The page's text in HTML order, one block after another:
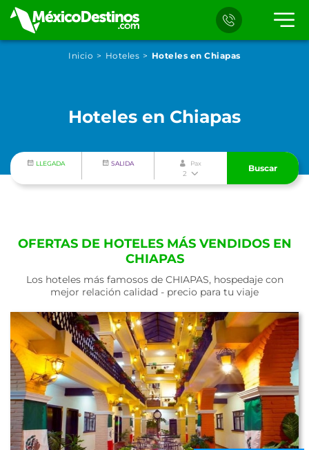
Inicio Hoteles Hoteles en Chiapas
Hoteles en Chiapas
LLEGADA SALIDA Pax
2
Buscar
OFERTAS DE HOTELES MÁS VENDIDOS EN
CHIAPAS
Los hoteles más famosos de CHIAPAS, hospedaje con
mejor relación calidad - precio para tu viaje